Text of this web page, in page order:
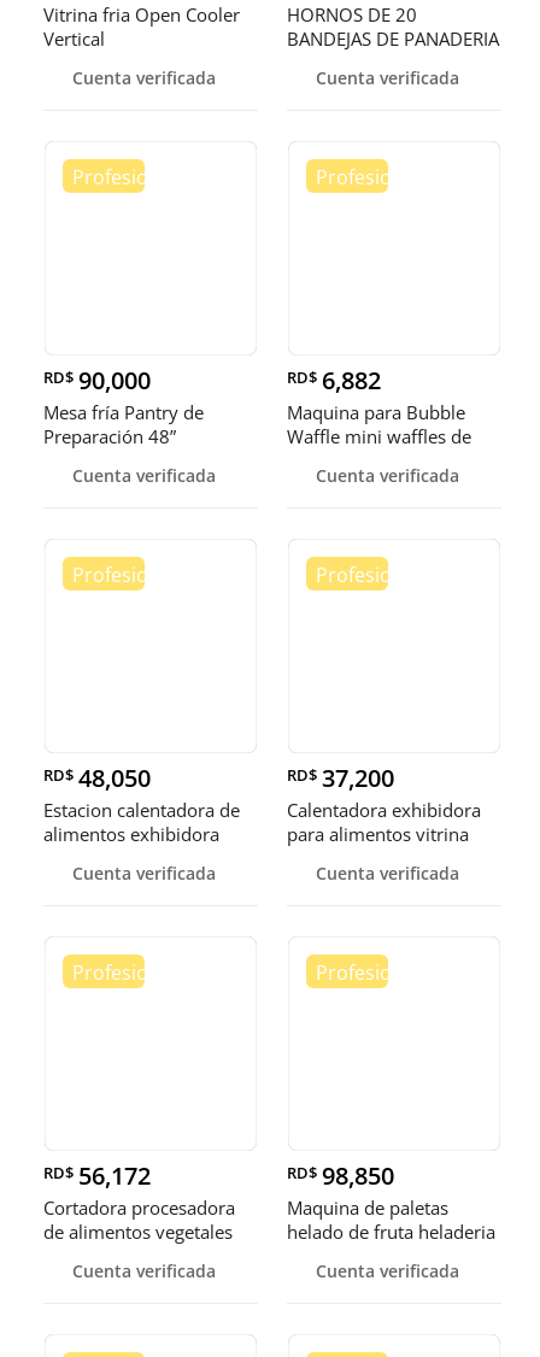
Vitrina fria Open Cooler
Vertical
Cuenta verificada
HORNOS DE 20
BANDEJAS DE PANADERIA
Cuenta verificada
RD$ 90,000
Mesa fría Pantry de
Preparación 48”
Cuenta verificada
RD$ 6,882
Maquina para Bubble
Waffle mini waffles de
Cuenta verificada
RD$ 48,050
Estacion calentadora de
alimentos exhibidora
Cuenta verificada
RD$ 37,200
Calentadora exhibidora
para alimentos vitrina
Cuenta verificada
RD$ 56,172
Cortadora procesadora
de alimentos vegetales
Cuenta verificada
RD$ 98,850
Maquina de paletas
helado de fruta heladeria
Cuenta verificada